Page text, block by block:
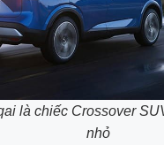
là chiếc Crossover
nhỏ